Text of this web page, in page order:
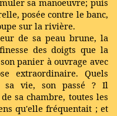
posée contre le banc,
sur la rivière.
de sa peau brune, la
des doigts que la
panier à ouvrage avec
extraordinaire. Quels
sa vie, son passé ? Il
sa chambre, toutes les
qu'elle fréquentait ; et